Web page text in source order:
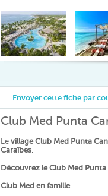
Envoyer cette fiche par
Club Med Punta
Le village Club Med Punta
Caraïbes.
Découvrez le Club Med Punta
Club Med en famille